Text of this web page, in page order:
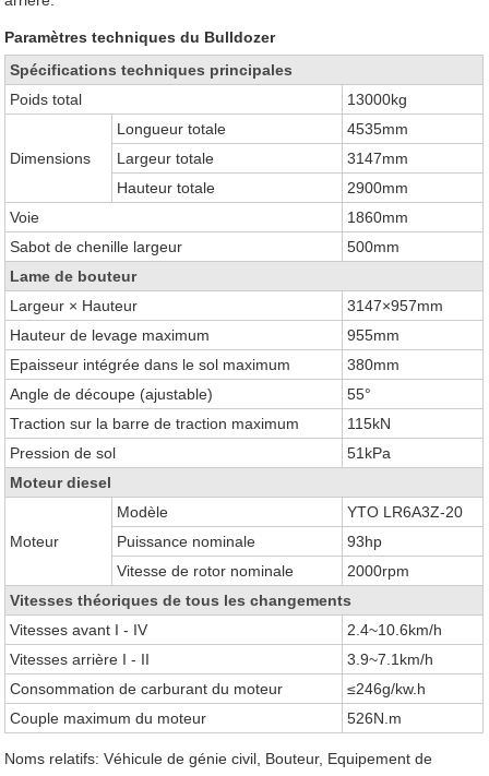
Paramètres techniques du Bulldozer
Spécifications techniques principales
Poids total
13000kg
Dimensions
Longueur totale
4535mm
Largeur totale
3147mm
Hauteur totale
2900mm
Voie
1860mm
Sabot de chenille largeur
500mm
Lame de bouteur
Largeur × Hauteur
3147×957mm
Hauteur de levage maximum
955mm
Epaisseur intégrée dans le sol maximum
380mm
Angle de découpe (ajustable)
55°
Traction sur la barre de traction maximum
115kN
Pression de sol
51kPa
Moteur diesel
Moteur
Modèle
YTO LR6A3Z-20
Puissance nominale
93hp
Vitesse de rotor nominale
2000rpm
Vitesses théoriques de tous les changements
Vitesses avant I - IV
2.4~10.6km/h
Vitesses arrière I - II
3.9~7.1km/h
Consommation de carburant du moteur
≤246g/kw.h
Couple maximum du moteur
526N.m
Noms relatifs: Véhicule de génie civil, Bouteur, Equipement de